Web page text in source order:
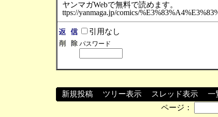
ヤンマガWebで無料で読めます。
ttps://yanmaga.jp/comics/
引用なし
パスワード
新規投稿 ツリー表示 スレッド表示
一
ページ：